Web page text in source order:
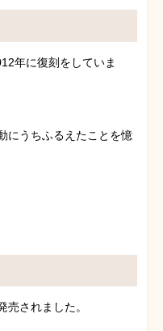
年に復刻をしていま
にうちふるえたことを憶
されました。